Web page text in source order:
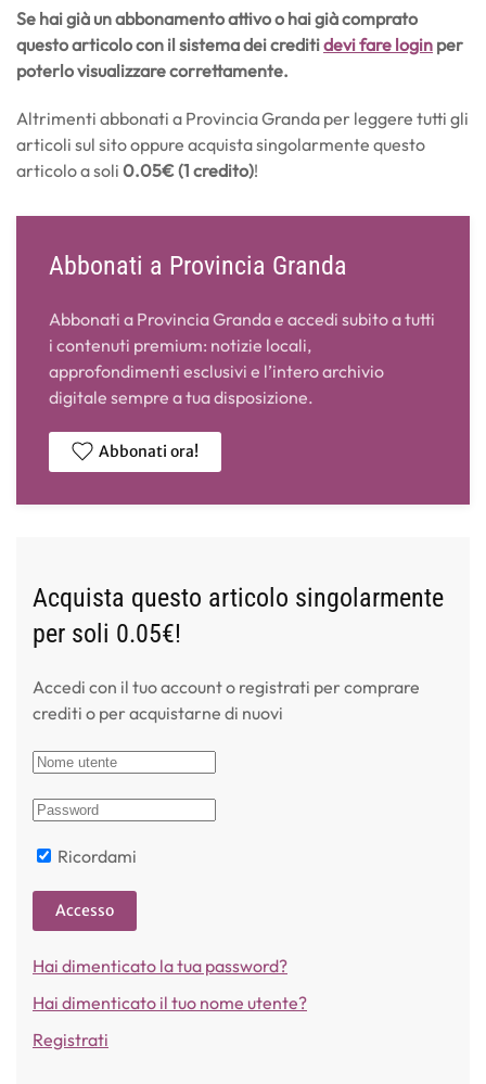
Se hai già un abbonamento attivo o hai già comprato
questo articolo con il sistema dei creditidevi fare login per
poterlo visualizzare correttamente.
Altrimenti abbonati a Provincia Granda per leggere tutti gli
articoli sul sito oppure acquista singolarmente questo
articolo a soli 0.05€ (1 credito)!
Abbonati a Provincia Granda
Abbonati a Provincia Granda e accedi subito a tutti
i contenuti premium: notizie locali,
approfondimenti esclusivi e l’intero archivio
digitale sempre a tua disposizione.
Abbonati ora!
Acquista questo articolo singolarmente
per soli 0.05€!
Accedi con il tuo account o registrati per comprare
crediti o per acquistarne di nuovi
Ricordami
Accesso
Hai dimenticato la tua password?
Hai dimenticato il tuo nome utente?
Registrati